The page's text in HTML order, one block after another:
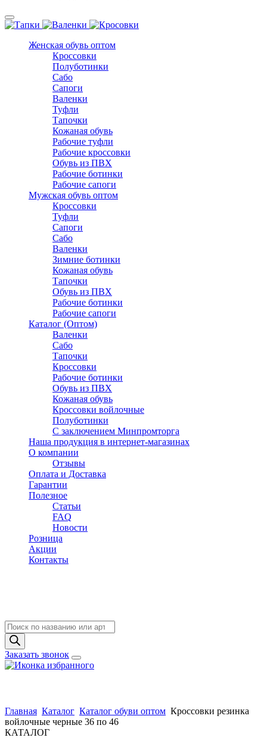
Женская обувь оптом
Кроссовки
Полуботинки
Сабо
Сапоги
Валенки
Туфли
Тапочки
Кожаная обувь
Рабочие туфли
Рабочие кроссовки
Обувь из ПВХ
Рабочие ботинки
Рабочие сапоги
Мужская обувь оптом
Кроссовки
Туфли
Сапоги
Сабо
Валенки
Зимние ботинки
Кожаная обувь
Тапочки
Обувь из ПВХ
Рабочие ботинки
Рабочие сапоги
Каталог (Оптом)
Валенки
Сабо
Тапочки
Кроссовки
Рабочие ботинки
Обувь из ПВХ
Кожаная обувь
Кроссовки войлочные
Полуботинки
C заключением Минпромторга
Наша продукция в интернет-магазинах
О компании
Отзывы
Оплата и Доставка
Гарантии
Полезное
Статьи
FAQ
Новости
Розница
Акции
Контакты
Поиск
товаров
Заказать звонок
Главная Каталог Каталог обуви оптом Кроссовки резинка
войлочные черные 36 по 46
КАТАЛОГ